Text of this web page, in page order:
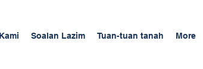
Soalan Lazim Tuan-tuan tanah More